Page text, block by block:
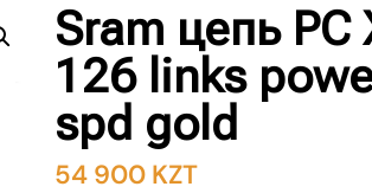
Sram цепь
126 links
spd gold
54 900 KZT